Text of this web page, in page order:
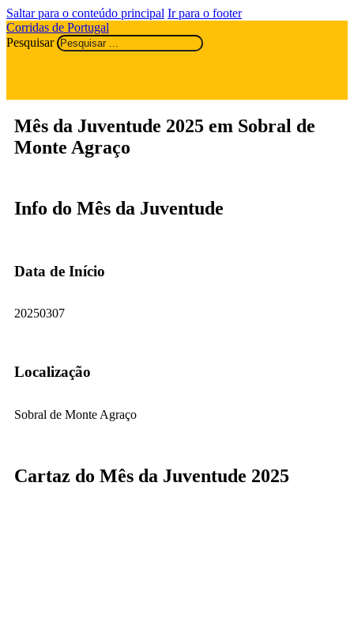
Saltar para o conteúdo principal Ir para o footer
Corridas de Portugal
Pesquisar
Mês da Juventude 2025 em Sobral de
Monte Agraço
Info do Mês da Juventude
Data de Início
20250307
Localização
Sobral de Monte Agraço
Cartaz do Mês da Juventude 2025